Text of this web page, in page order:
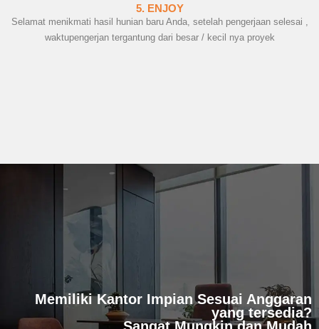
5. ENJOY
Selamat menikmati hasil hunian baru Anda, setelah pengerjaan selesai ,
waktupengerjan tergantung dari besar / kecil nya proyek
Memiliki Kantor Impian Sesuai Anggaran
yang tersedia?
Sangat Mungkin dan Mudah